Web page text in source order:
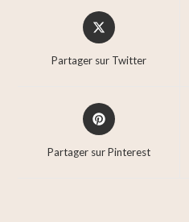
Partager sur Twitter
Partager sur Pinterest